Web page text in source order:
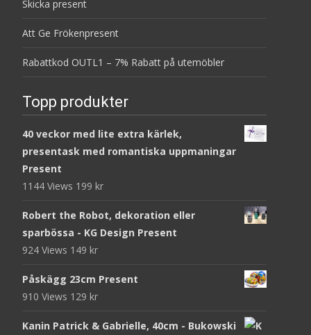
Skicka present
Att Ge Frökenpresent
Rabattkod OUTL1 – 7% Rabatt på utemöbler
Topp produkter
40 veckor med lite extra kärlek,
presentask med romantiska uppmaningar
Present
1144 Views 199 kr
Robert the Robot, dekoration eller
sparbössa - KG Design Present
924 Views 149 kr
Påskägg 23cm Present
910 Views 129 kr
Kanin Patrick & Gabrielle, 40cm - Bukowski